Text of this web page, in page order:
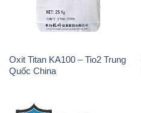
Oxit Titan KA100 – Tio2 Trung
Quốc China